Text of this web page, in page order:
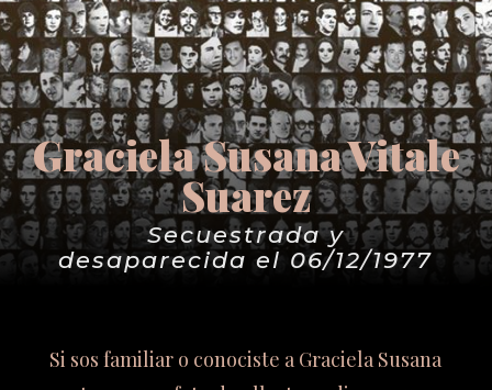
Graciela Susana Vitale
Suarez
Secuestrada y
desaparecida el 06/12/1977
Si sos familiar o conociste a Graciela Susana